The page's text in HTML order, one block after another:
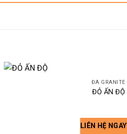
ĐÁ GRANITE
ĐỎ ẤN ĐỘ
LIÊN HỆ NGAY